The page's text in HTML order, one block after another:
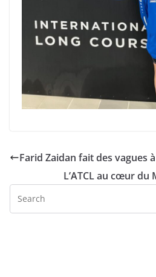
Farid Zaidan fait des vagues
L’ATCL au cœur du